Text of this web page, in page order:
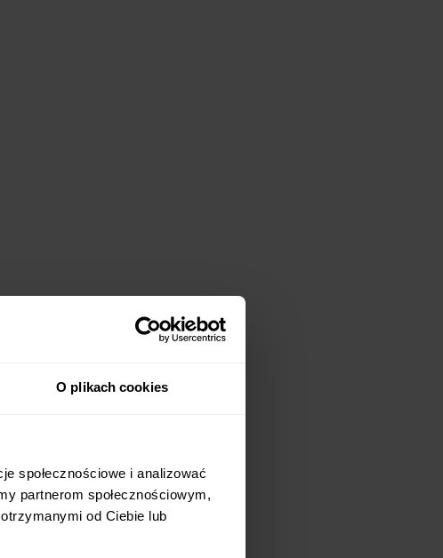
O plikach cookies
społecznościowe i analizować
partnerom społecznościowym,
od Ciebie lub